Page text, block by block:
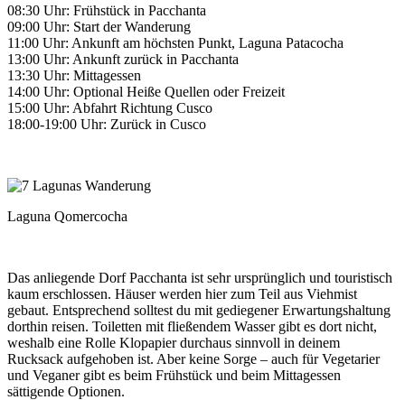
08:30 Uhr: Frühstück in Pacchanta
09:00 Uhr: Start der Wanderung
11:00 Uhr: Ankunft am höchsten Punkt, Laguna Patacocha
13:00 Uhr: Ankunft zurück in Pacchanta
13:30 Uhr: Mittagessen
14:00 Uhr: Optional Heiße Quellen oder Freizeit
15:00 Uhr: Abfahrt Richtung Cusco
18:00-19:00 Uhr: Zurück in Cusco
Laguna Qomercocha
Das anliegende Dorf Pacchanta ist sehr ursprünglich und touristisch
kaum erschlossen. Häuser werden hier zum Teil aus Viehmist
gebaut. Entsprechend solltest du mit gediegener Erwartungshaltung
dorthin reisen. Toiletten mit fließendem Wasser gibt es dort nicht,
weshalb eine Rolle Klopapier durchaus sinnvoll in deinem
Rucksack aufgehoben ist. Aber keine Sorge – auch für Vegetarier
und Veganer gibt es beim Frühstück und beim Mittagessen
sättigende Optionen.